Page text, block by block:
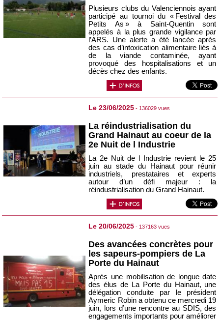
Plusieurs clubs du Valenciennois ayant
participé au tournoi du « Festival des
Petits As » à Saint‑Quentin sont
appelés à la plus grande vigilance par
l’ARS. Une alerte a été lancée après
des cas d’intoxication alimentaire liés à
de la viande contaminée, ayant
provoqué des hospitalisations et un
décès chez des enfants.
Le 23/06/2025 - 136029 vues
La réindustrialisation du
Grand Hainaut au coeur de la
2e Nuit de l Industrie
La 2e Nuit de l Industrie revient le 25
juin au stade du Hainaut pour réunir
industriels, prestataires et experts
autour d’un défi majeur : la
réindustrialisation du Grand Hainaut.
Le 20/06/2025 - 137163 vues
Des avancées concrètes pour
les sapeurs-pompiers de La
Porte du Hainaut
Après une mobilisation de longue date
des élus de La Porte du Hainaut, une
délégation conduite par le président
Aymeric Robin a obtenu ce mercredi 19
juin, lors d’une rencontre au SDIS, des
engagements importants pour améliorer